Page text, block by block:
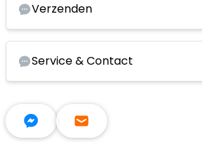
Verzenden
Service & Contact